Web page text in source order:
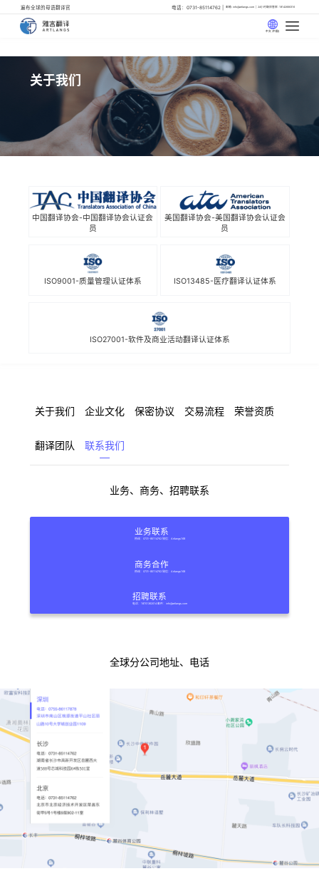
遍布全球的母语翻译官 电话：0731-85114762 邮箱: info@artlangs.com 24小时翻译管家: 18142666316
中文 (中国)
关于我们
中国翻译协会-中国翻译协会认证会
员
美国翻译协会-美国翻译协会认证会
员
ISO9001-质量管理认证体系 ISO13485-医疗翻译认证体系
ISO27001-软件及商业活动翻译认证体系
关于我们 企业文化 保密协议 交易流程 荣誉资质
翻译团队 联系我们
业务、商务、招聘联系
业务联系
热线：0731-85114762 微信：Artlangs168
商务合作
热线：0731-85114762 微信：Artlangs168
招聘联系
电话：18701362014 邮件：info@artlangs.com
全球分公司地址、电话